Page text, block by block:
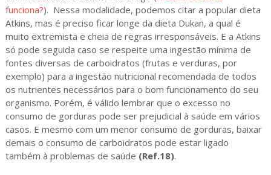
funciona?). Nessa modalidade, podemos citar a popular dieta
Atkins, mas é preciso ficar longe da dieta Dukan, a qual é
muito extremista e cheia de regras irresponsáveis. E a Atkins
só pode seguida caso se respeite uma ingestão mínima de
fontes diversas de carboidratos (frutas e verduras, por
exemplo) para a ingestão nutricional recomendada de todos
os nutrientes necessários para o bom funcionamento do seu
organismo. Porém, é válido lembrar que o excesso no
consumo de gorduras pode ser prejudicial à saúde em vários
casos. E mesmo com um menor consumo de gorduras, baixar
demais o consumo de carboidratos pode estar ligado
também à problemas de saúde (Ref.18).